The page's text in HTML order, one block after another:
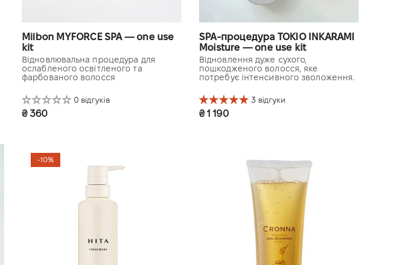
Milbon MYFORCE SPA — one use
kit
Відновлювальна процедура для
ослабленого освітленого та
фарбованого волосся
0 відгуків
₴ 360
SPA-процедура TOKIO INKARAMI
Moisture — one use kit
Відновлення дуже сухого,
пошкодженого волосся, яке
потребує інтенсивного зволоження.
3 відгуки
₴ 1 190
-10%